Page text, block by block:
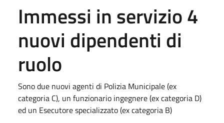
Immessi in servizio 4
nuovi dipendenti di
ruolo
Sono due nuovi agenti di Polizia Municipale (ex
categoria C), un funzionario ingegnere (ex categoria D)
ed un Esecutore specializzato (ex categoria B)